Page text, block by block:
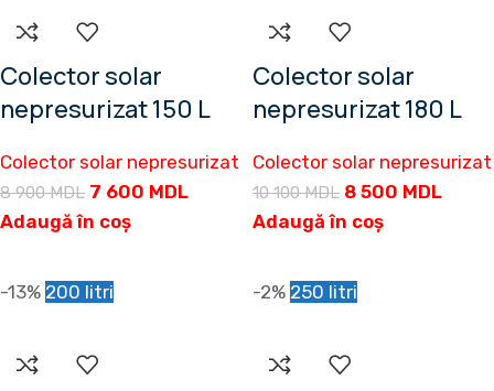
Colector solar
nepresurizat 150 L
Colector solar nepresurizat
8 900MDL 7 600 MDL
Adaugă în coș
Colector solar
nepresurizat 180 L
Colector solar nepresurizat
10 100MDL 8 500 MDL
Adaugă în coș
-13% 200 litri -2% 250 litri